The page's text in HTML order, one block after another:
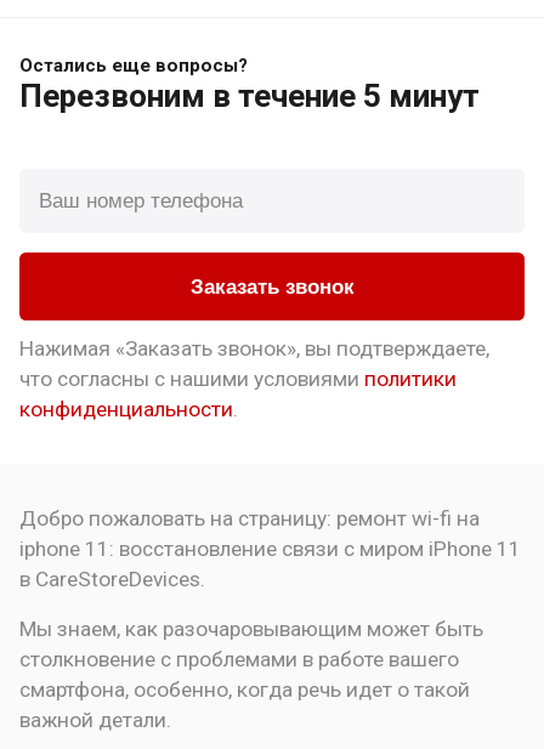
Остались еще вопросы?
Перезвоним в течение 5 минут
Заказать звонок
Нажимая «Заказать звонок», вы подтверждаете,
что согласны с нашими условиями политики
конфиденциальности.
Добро пожаловать на страницу: ремонт wi-fi на
iphone 11: восстановление связи с миром iPhone 11
в CareStoreDevices.
Мы знаем, как разочаровывающим может быть
столкновение с проблемами в работе вашего
смартфона, особенно, когда речь идет о такой
важной детали.